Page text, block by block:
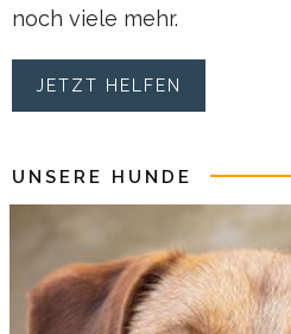
noch viele mehr.
JETZT HELFEN
UNSERE HUNDE